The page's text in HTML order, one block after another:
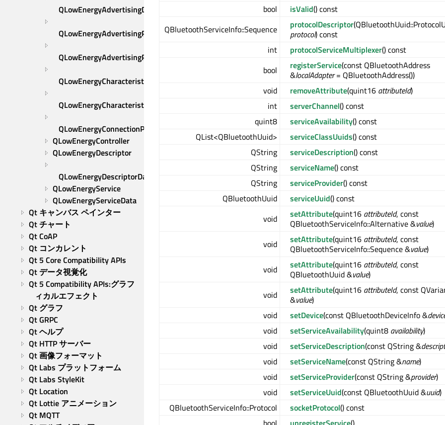
QLowEnergyAdvertisingData
QLowEnergyAdvertisingParameters
QLowEnergyAdvertisingParameters::AddressInfo
QLowEnergyCharacteristic
QLowEnergyCharacteristicData
QLowEnergyConnectionParameters
QLowEnergyController
QLowEnergyDescriptor
QLowEnergyDescriptorData
QLowEnergyService
QLowEnergyServiceData
Qt キャンバス ペインター
Qt チャート
Qt CoAP
Qt コンカレント
Qt 5 Core Compatibility APIs
Qt データ視覚化
Qt 5 Compatibility APIs:グラフ
ィカルエフェクト
Qt グラフ
Qt GRPC
Qt ヘルプ
Qt HTTP サーバー
Qt 画像フォーマット
Qt Labs プラットフォーム
Qt Labs StyleKit
Qt Location
Qt Lottie アニメーション
Qt MQTT
bool
isValid() const
QBluetoothServiceInfo::Sequence
protocolDescriptor
protocol) const
int
protocolServiceMultiplexer() const
bool
registerService(const QBluetoothAddress
&localAdapter= QBluetoothAddress())
void
removeAttribute(quint16 attributeId)
int
serverChannel() const
quint8
serviceAvailability() const
QList<QBluetoothUuid>
serviceClassUuids() const
QString
serviceDescription() const
QString
serviceName() const
QString
serviceProvider() const
QBluetoothUuid
serviceUuid() const
void
setAttribute(quint16 attributeId, const
QBluetoothServiceInfo::Alternative &value)
void
setAttribute(quint16 attributeId, const
QBluetoothServiceInfo::Sequence &value)
void
setAttribute(quint16 attributeId, const
QBluetoothUuid &value)
void
setAttribute(quint16 attributeId, const
&value)
void
setDevice(const QBluetoothDeviceInfo &
void
setServiceAvailability(quint8 availability)
void
setServiceDescription(const QString &
void
setServiceName(const QString &name)
void
setServiceProvider(const QString &provider)
void
setServiceUuid(const QBluetoothUuid &uuid)
QBluetoothServiceInfo::Protocol
socketProtocol() const